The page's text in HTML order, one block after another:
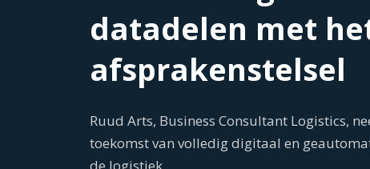
datadelen met
afsprakenstelsel
Ruud Arts, Business Consultant Logistics,
toekomst van volledig digitaal en